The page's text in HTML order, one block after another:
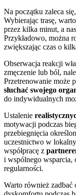
Na początku zaleca
Wybierając trasę,
przez kilka minut, a
Przykładowo, można
zwiększając czas o
Obserwacja reakcji
zmęczenie lub ból,
Przetrenowanie może
słuchać swojego
do indywidualnych
Ustalenie
motywacji podczas
przebiegnięcia
uczestnictwo w
współpracę z
i wspólnego wsparcia,
regularności.
Warto również